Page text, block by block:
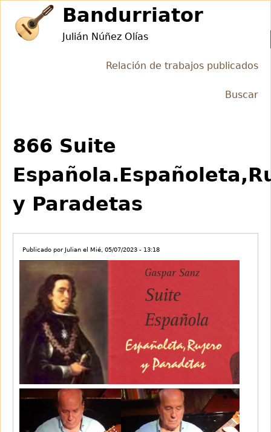
navigation
Bandurriator
Julián Núñez Olías
Relación de trabajos publicados
Buscar
to
top
to
top
866 Suite
y Paradetas
Publicado por Julian el Mié, 05/07/2023 - 13:18